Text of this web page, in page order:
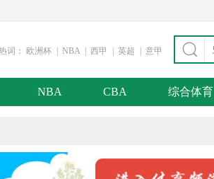
词： 欧洲杯 NBA 西甲 英超 意甲
NBA CBA 综合体育